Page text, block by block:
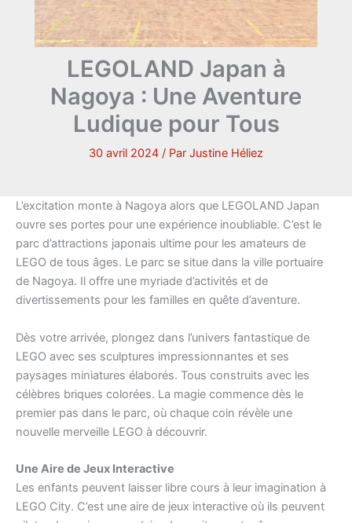
LEGOLAND Japan à
Nagoya : Une Aventure
Ludique pour Tous
30 avril 2024 / Par Justine Héliez
L’excitation monte à Nagoya alors que LEGOLAND Japan
ouvre ses portes pour une expérience inoubliable. C’est le
parc d’attractions japonais ultime pour les amateurs de
LEGO de tous âges. Le parc se situe dans la ville portuaire
de Nagoya. Il offre une myriade d’activités et de
divertissements pour les familles en quête d’aventure.
Dès votre arrivée, plongez dans l’univers fantastique de
LEGO avec ses sculptures impressionnantes et ses
paysages miniatures élaborés. Tous construits avec les
célèbres briques colorées. La magie commence dès le
premier pas dans le parc, où chaque coin révèle une
nouvelle merveille LEGO à découvrir.
Une Aire de Jeux Interactive
Les enfants peuvent laisser libre cours à leur imagination à
LEGO City. C’est une aire de jeux interactive où ils peuvent